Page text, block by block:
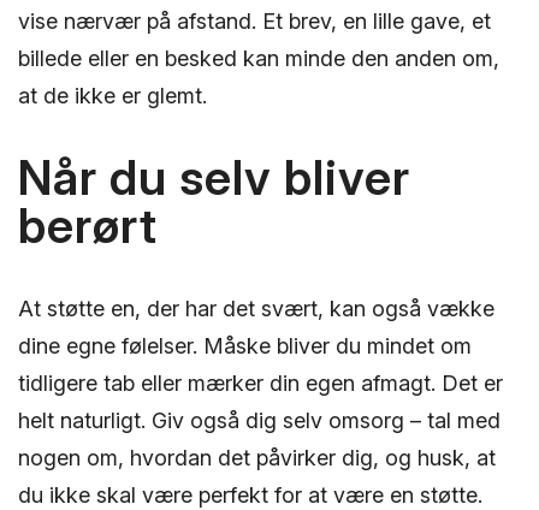
vise nærvær på afstand. Et brev, en lille gave, et
billede eller en besked kan minde den anden om,
at de ikke er glemt.
Når du selv bliver
berørt
At støtte en, der har det svært, kan også vække
dine egne følelser. Måske bliver du mindet om
tidligere tab eller mærker din egen afmagt. Det er
helt naturligt. Giv også dig selv omsorg – tal med
nogen om, hvordan det påvirker dig, og husk, at
du ikke skal være perfekt for at være en støtte.